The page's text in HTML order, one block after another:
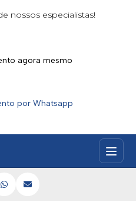
nossos especialistas!
agora mesmo
por Whatsapp